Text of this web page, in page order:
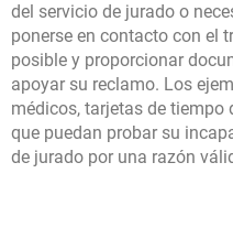
del servicio de jurado o
ponerse en contacto con el
posible y proporcionar
apoyar su reclamo. Los
médicos, tarjetas de tiempo
que puedan probar su
de jurado por una razón